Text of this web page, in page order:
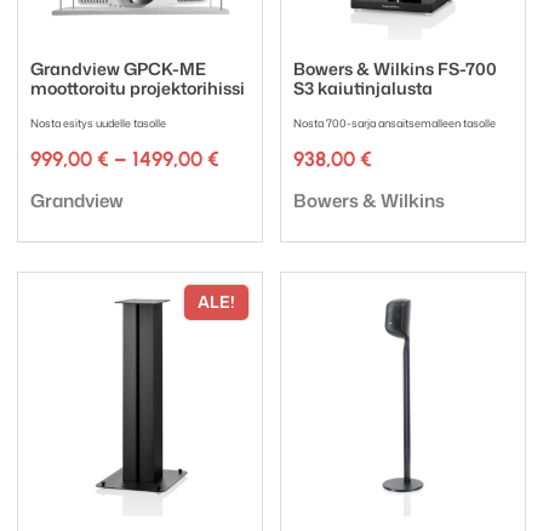
Grandview GPCK-ME
moottoroitu projektorihissi
Nosta esitys uudelle tasolle
999,00 € – 1499,00 € Hintaluokka:
Tuotemerkki:
Grandview
Bowers & Wilkins FS-700
S3 kaiutinjalusta
Nosta 700-sarja ansaitsemalleen tasolle
938,00 €
Tuotemerkki:
Bowers & Wilkins
ALE!